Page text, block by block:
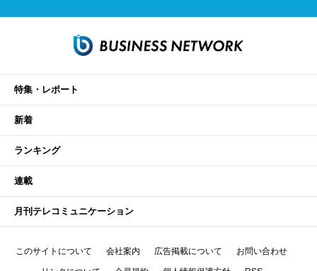
特集・レポート
新着
ランキング
連載
月刊テレコミュニケーション
このサイトについて 会社案内 広告掲載について お問い合わせ